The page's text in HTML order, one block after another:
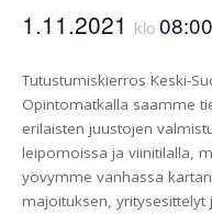
1.11.2021 klo08:00
Tutustumiskierros Keski-
Opintomatkalla saamme
erilaisten juustojen
leipomoissa ja viinitilalla,
yövymme vanhassa
majoituksen,